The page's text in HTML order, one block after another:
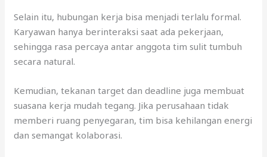
Selain itu, hubungan kerja bisa menjadi terlalu formal.
Karyawan hanya berinteraksi saat ada pekerjaan,
sehingga rasa percaya antar anggota tim sulit tumbuh
secara natural.
Kemudian, tekanan target dan deadline juga membuat
suasana kerja mudah tegang. Jika perusahaan tidak
memberi ruang penyegaran, tim bisa kehilangan energi
dan semangat kolaborasi.